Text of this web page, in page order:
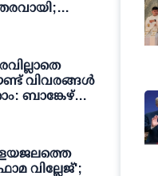
വിവരങ്ങള്‍
ബാങ്കേഴ്സ്
ബില്ലിന്
വില്ലേജ്';